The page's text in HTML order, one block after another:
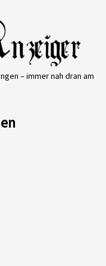
– immer nah dran am